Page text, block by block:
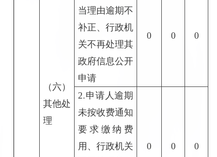
（六）
其他处
理
当理由逾期不
补正、行政机
关不再处理其
政府信息公开
申请
0 0 0
2.申请人逾期
未按收费通知
要求缴纳费
用、行政机关
0 0 0